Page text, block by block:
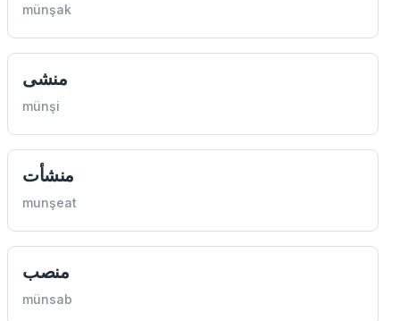
münşak
منشی
münşi
منشأت
munşeat
منصب
münsab